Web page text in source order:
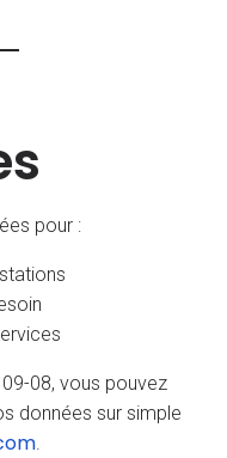
pour :
08, vous pouvez
données sur simple
.